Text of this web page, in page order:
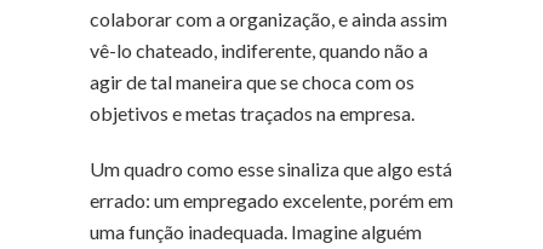
colaborar com a organização, e ainda assim
vê-lo chateado, indiferente, quando não a
agir de tal maneira que se choca com os
objetivos e metas traçados na empresa.
Um quadro como esse sinaliza que algo está
errado: um empregado excelente, porém em
uma função inadequada. Imagine alguém